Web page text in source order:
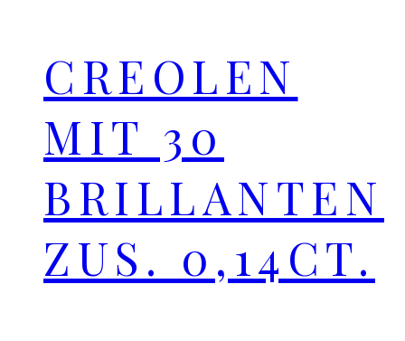
CREOLEN
MIT 30
BRILLANTEN
ZUS. 0,14CT.